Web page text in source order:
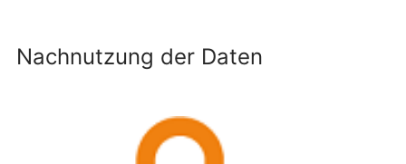
Nachnutzung der Daten